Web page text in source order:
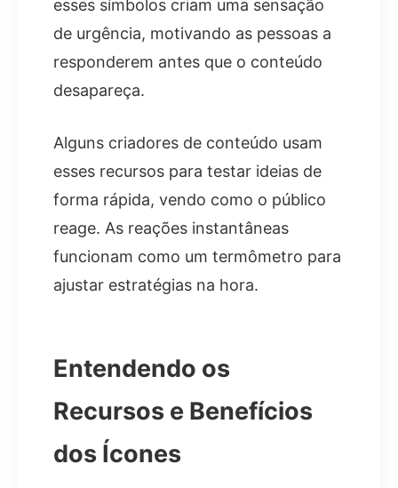
esses símbolos criam uma sensação
de urgência, motivando as pessoas a
responderem antes que o conteúdo
desapareça.
Alguns criadores de conteúdo usam
esses recursos para testar ideias de
forma rápida, vendo como o público
reage. As reações instantâneas
funcionam como um termômetro para
ajustar estratégias na hora.
Entendendo os
Recursos e Benefícios
dos Ícones